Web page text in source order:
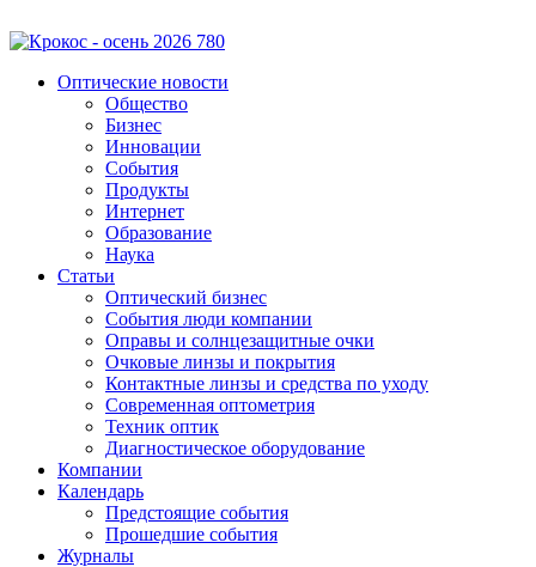
Оптические новости
Общество
Бизнес
Инновации
События
Продукты
Интернет
Образование
Наука
Статьи
Оптический бизнес
События люди компании
Оправы и солнцезащитные очки
Очковые линзы и покрытия
Контактные линзы и средства по уходу
Современная оптометрия
Техник оптик
Диагностическое оборудование
Компании
Календарь
Предстоящие события
Прошедшие события
Журналы